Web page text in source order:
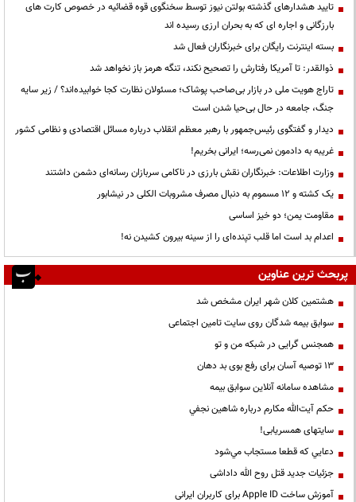
تایید هشدارهای گذشته بولتن نیوز توسط سخنگوی قوه قضائیه در خصوص کارت های
بارزگانی و اجاره ای که به بحران ارزی رسیده اند
بسته اینترنت رایگان برای خبرنگاران فعال شد
ذوالقدر: تا آمریکا رفتارش را تصحیح نکند، تنگه هرمز باز نخواهد شد
تاراج هویت ملی در بازار بی‌صاحب پوشاک؛ مسئولان نظارت کجا خوابیده‌اند؟ / زیر سایه
جنگ، جامعه در حال بی‌حیا شدن است
دیدار و گفتگوی رئیس‌جمهور با رهبر معظم انقلاب درباره مسائل اقتصادی و نظامی کشور
غریبه به دادمون نمی‌رسه؛ ایرانی بخریم!
وزارت اطلاعات: خبرنگاران نقش بارزی در ناکامی سربازان رسانه‌ای دشمن داشتند
یک کشته و ۱۲ مسموم به دنبال مصرف مشروبات الکلی در نیشابور
مقاومت یمن؛ دو خیز اساسی
اعدام بد است اما قلب تپنده‌ای را از سینه بیرون کشیدن نه!
پربحث ترین عناوین
هشتمین کلان شهر ایران مشخص شد
سوابق بیمه شدگان روی سایت تامین اجتماعی
همجنس گرایی در شبکه من و تو
13 توصیه آسان برای رفع بوی بد دهان
مشاهده سامانه آنلاين سوابق بیمه
حكم آيت‌الله مكارم درباره شاهين نجفي
سایتهای همسریابی!
دعايي كه قطعا مستجاب مي‌شود
جزئیات جدید قتل روح الله داداشی
آموزش ساخت Apple ID برای کاربران ایرانی